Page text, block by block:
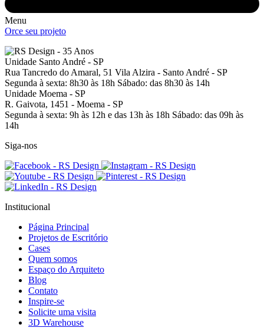
Menu
Orce seu projeto
Unidade Santo André - SP
Rua Tancredo do Amaral, 51 Vila Alzira - Santo André - SP
Segunda à sexta: 8h30 às 18h Sábado: das 8h30 às 14h
Unidade Moema - SP
R. Gaivota, 1451 - Moema - SP
Segunda à sexta: 9h às 12h e das 13h às 18h Sábado: das 09h às
14h
Siga-nos
Institucional
Página Principal
Projetos de Escritório
Cases
Quem somos
Espaço do Arquiteto
Blog
Contato
Inspire-se
Solicite uma visita
3D Warehouse